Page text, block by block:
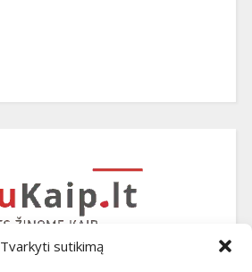
Tvarkyti sutikimą